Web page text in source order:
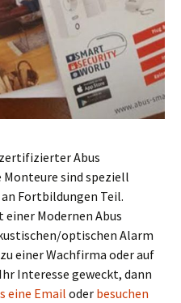
Abus
sind speziell
Fortbildungen Teil.
Modernen Abus
optischen Alarm
einer Wachfirma oder auf
Interesse geweckt, dann
eine Email oder besuchen